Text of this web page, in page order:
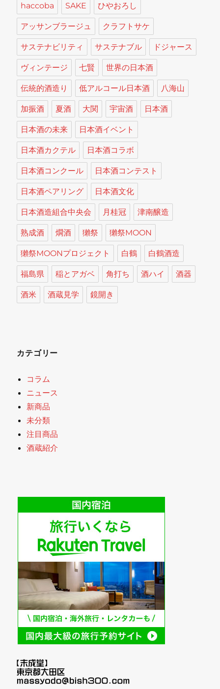
haccoba SAKE ひやおろし
アッサンブラージュ クラフトサケ
サステナビリティ サステナブル ドジャース
ヴィンテージ 七賢 世界の日本酒
伝統的酒造り 低アルコール日本酒 八海山
加振酒 夏酒 大関 宇宙酒 日本酒
日本酒の未来 日本酒イベント
日本酒カクテル 日本酒コラボ
日本酒コンクール 日本酒コンテスト
日本酒ペアリング 日本酒文化
日本酒造組合中央会 月桂冠 津南醸造
熟成酒 燗酒 獺祭 獺祭MOON
獺祭MOONプロジェクト 白鶴 白鶴酒造
福島県 稲とアガベ 角打ち 酒ハイ 酒器
酒米 酒蔵見学 鏡開き
カテゴリー
コラム
ニュース
新商品
未分類
注目商品
酒蔵紹介